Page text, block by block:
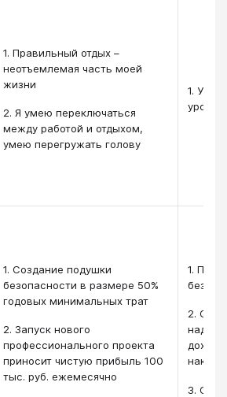
1. Правильный отдых –
неотъемлемая часть моей
жизни
2. Я умею переключаться
между работой и отдыхом,
умею перегружать голову
1. У
1. Создание подушки
безопасности в размере 50%
годовых минимальных трат
2. Запуск нового
профессионального проекта
приносит чистую прибыль 100
тыс. руб. ежемесячно
1.
2.
доход
3.